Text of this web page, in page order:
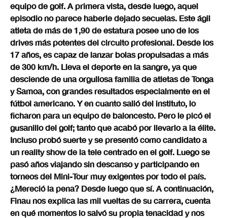
equipo de golf. A primera vista, desde luego, aquel
episodio no parece haberle dejado secuelas. Este ágil
atleta de más de 1,90 de estatura posee uno de los
drives más potentes del circuito profesional. Desde los
17 años, es capaz de lanzar bolas propulsadas a más
de 300 km/h. Lleva el deporte en la sangre, ya que
desciende de una orgullosa familia de atletas de Tonga
y Samoa, con grandes resultados especialmente en el
fútbol americano. Y en cuanto salió del instituto, lo
ficharon para un equipo de baloncesto. Pero le picó el
gusanillo del golf; tanto que acabó por llevarlo a la élite.
Incluso probó suerte y se presentó como candidato a
un reality show de la tele centrado en el golf. Luego se
pasó años viajando sin descanso y participando en
torneos del Mini-Tour muy exigentes por todo el país.
¿Mereció la pena? Desde luego que sí. A continuación,
Finau nos explica las mil vueltas de su carrera, cuenta
en qué momentos lo salvó su propia tenacidad y nos